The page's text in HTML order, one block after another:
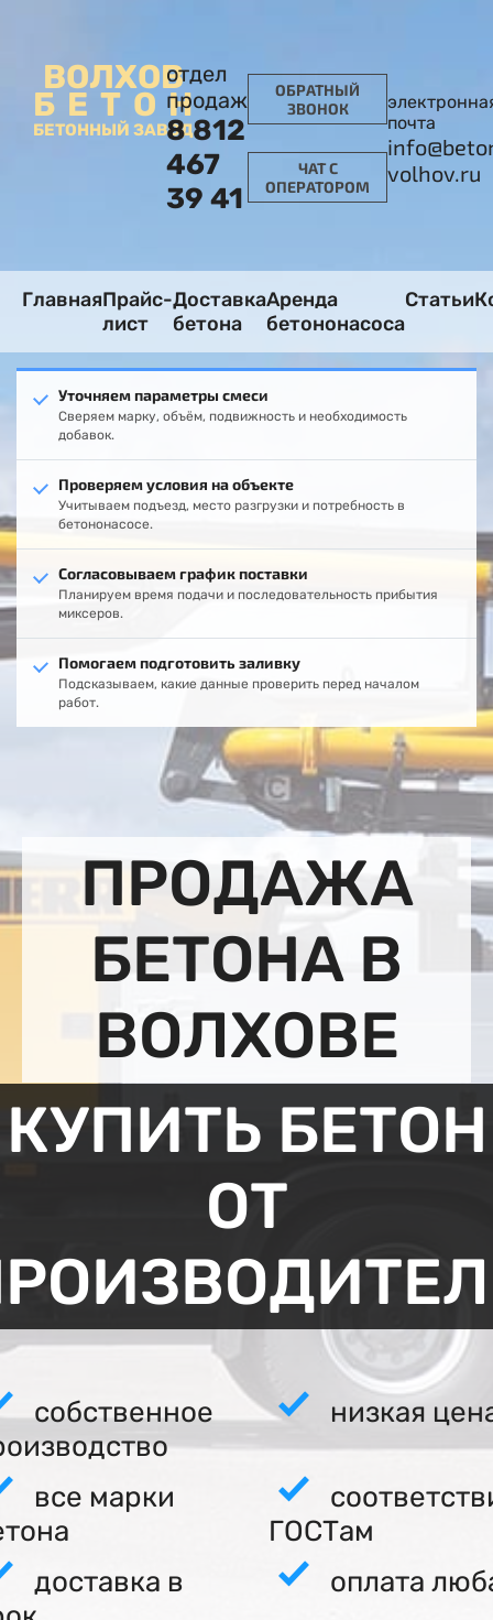
ВОЛХОВ
БЕТОН
БЕТОННЫЙ ЗАВОД
отдел
продаж
8 812
467
39 41
ОБРАТНЫЙ
ЗВОНОК
ЧАТ С
ОПЕРАТОРОМ
почта
volhov.ru
ГлавнаяПрайс-
лист
Доставка
бетона
Аренда
бетононасоса
Статьи
Уточняем параметры смеси
Сверяем марку, объём, подвижность и необходимость
добавок.
Проверяем условия на объекте
Учитываем подъезд, место разгрузки и потребность в
бетононасосе.
Согласовываем график поставки
Планируем время подачи и последовательность прибытия
миксеров.
Помогаем подготовить заливку
Подсказываем, какие данные проверить перед началом
работ.
ПРОДАЖА
БЕТОНА В
ВОЛХОВЕ
КУПИТЬ БЕТОН
ОТ
собственное
низкая
все марки
ГОСТам
доставка в
оплата